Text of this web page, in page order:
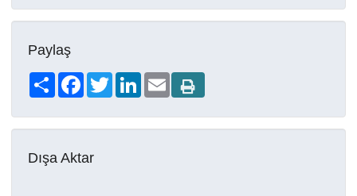
Paylaş
Share FacebookTwitterLinkedIn
Email
Dışa Aktar